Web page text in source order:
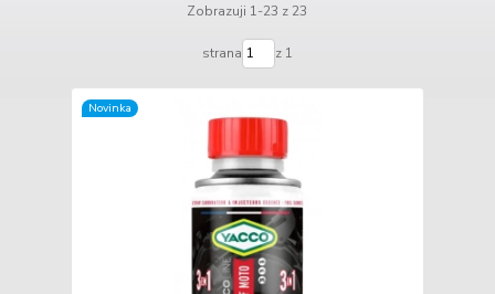
Zobrazuji 1-23 z 23
strana z 1
Novinka